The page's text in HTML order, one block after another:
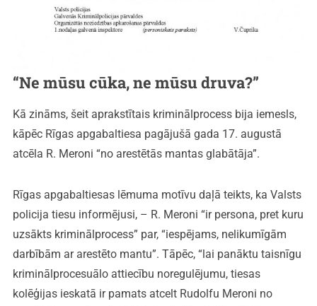
“Ne mūsu cūka, ne mūsu druva?”
Kā zināms, šeit aprakstītais kriminālprocess bija iemesls,
kāpēc Rīgas apgabaltiesa pagājušā gada 17. augustā
atcēla R. Meroni “no arestētās mantas glabātāja”.
Rīgas apgabaltiesas lēmuma motīvu daļā teikts, ka Valsts
policija tiesu informējusi, – R. Meroni “ir persona, pret kuru
uzsākts kriminālprocess” par, “iespējams, nelikumīgām
darbībām ar arestēto mantu”. Tāpēc, “lai panāktu taisnīgu
kriminālprocesuālo attiecību noregulējumu, tiesas
kolēģijas ieskatā ir pamats atcelt Rudolfu Meroni no